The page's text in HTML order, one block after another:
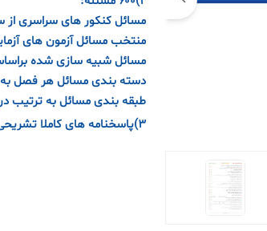
مسائل کنکور های سراسری از سال ۹۹ تا
منتخب مسائل آزمون های
مسائل شبیه سازی شده براساس
دسته بندی مسائل هر فصل
طبقه بندی مسائل به ترتیب
۳)پاسخنامه های کاملا تشریحی برای عبارت ها و مسائل